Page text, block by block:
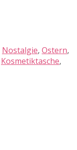
Nostalgie, Ostern,
Kosmetiktasche,